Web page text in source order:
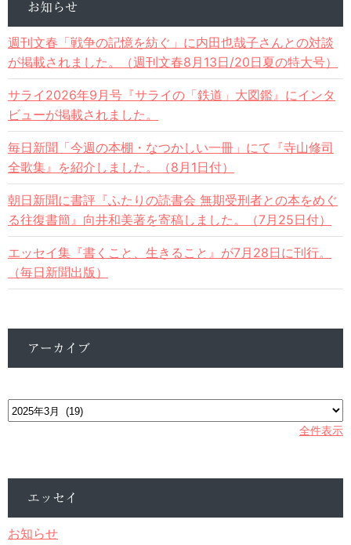
お知らせ
週刊文春「戦争の記憶を紡ぐ」に内田也哉子さんとの対談
が掲載されました。（週刊文春8月13日/20日夏の特大号）
サライ2026年9月号『サライの「鉄道」大図鑑』にインタ
ビューが掲載されました。
毎日新聞「今週の本棚・なつかしい一冊」にて『寺山修司
全歌集』を紹介しました。（8月1日付）
朝日新聞に書評『ふたりの読書会 無期受刑者との本をめぐ
る往復書簡』向井和美著を寄稿しました。（7月25日付）
エッセイ集『書くこと、生きること』が7月28日に刊行。
（毎日新聞出版）
アーカイブ
ー
カ
全件表示
エッセイ
お知らせ